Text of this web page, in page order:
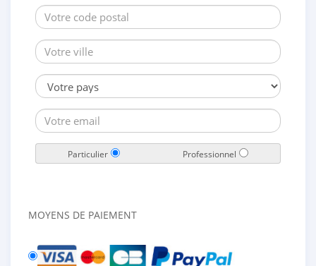
Particulier Professionnel
MOYENS DE PAIEMENT